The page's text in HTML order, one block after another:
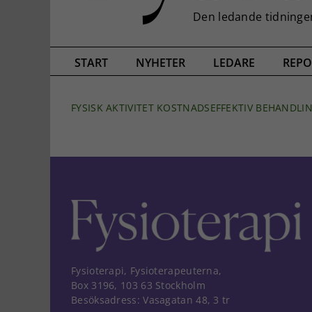
START NYHETER LEDARE
FYSISK AKTIVITET KOSTNADSEFFEKTIV
Fysioterapi, Fysioterapeuterna,
Box 3196, 103 63 Stockholm
Besöksadress: Vasagatan 48, 3 tr